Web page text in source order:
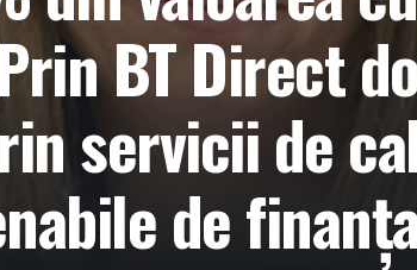
BT Direct
servicii de
de